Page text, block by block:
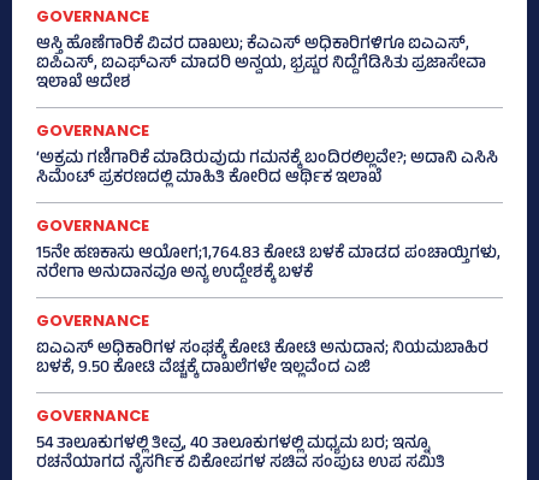
GOVERNANCE
ಆಸ್ತಿ ಹೊಣೆಗಾರಿಕೆ ವಿವರ ದಾಖಲು; ಕೆಎಎಸ್ ಅಧಿಕಾರಿಗಳಿಗೂ ಐಎಎಸ್‌,
ಐಪಿಎಸ್‌, ಐಎಫ್‌ಎಸ್‌ ಮಾದರಿ ಅನ್ವಯ, ಭ್ರಷ್ಟರ ನಿದ್ದೆಗೆಡಿಸಿತು ಪ್ರಜಾಸೇವಾ
ಇಲಾಖೆ ಆದೇಶ
GOVERNANCE
‘ಅಕ್ರಮ ಗಣಿಗಾರಿಕೆ ಮಾಡಿರುವುದು ಗಮನಕ್ಕೆ ಬಂದಿರಲಿಲ್ಲವೇ?; ಅದಾನಿ ಎಸಿಸಿ
ಸಿಮೆಂಟ್ ಪ್ರಕರಣದಲ್ಲಿ ಮಾಹಿತಿ ಕೋರಿದ ಆರ್ಥಿಕ ಇಲಾಖೆ
GOVERNANCE
15ನೇ ಹಣಕಾಸು ಆಯೋಗ;1,764.83 ಕೋಟಿ ಬಳಕೆ ಮಾಡದ ಪಂಚಾಯ್ತಿಗಳು,
ನರೇಗಾ ಅನುದಾನವೂ ಅನ್ಯ ಉದ್ದೇಶಕ್ಕೆ ಬಳಕೆ
GOVERNANCE
ಐಎಎಸ್‌ ಅಧಿಕಾರಿಗಳ ಸಂಘಕ್ಕೆ ಕೋಟಿ ಕೋಟಿ ಅನುದಾನ; ನಿಯಮಬಾಹಿರ
ಬಳಕೆ, 9.50 ಕೋಟಿ ವೆಚ್ಚಕ್ಕೆ ದಾಖಲೆಗಳೇ ಇಲ್ಲವೆಂದ ಎಜಿ
GOVERNANCE
54 ತಾಲೂಕುಗಳಲ್ಲಿ ತೀವ್ರ, 40 ತಾಲೂಕುಗಳಲ್ಲಿ ಮಧ್ಯಮ ಬರ; ಇನ್ನೂ
ರಚನೆಯಾಗದ ನೈಸರ್ಗಿಕ ವಿಕೋಪಗಳ ಸಚಿವ ಸಂಪುಟ ಉಪ ಸಮಿತಿ